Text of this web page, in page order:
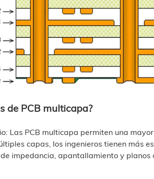
de PCB multicapa?
Las PCB multicapa permiten una
capas, los ingenieros tienen más
impedancia, apantallamiento y